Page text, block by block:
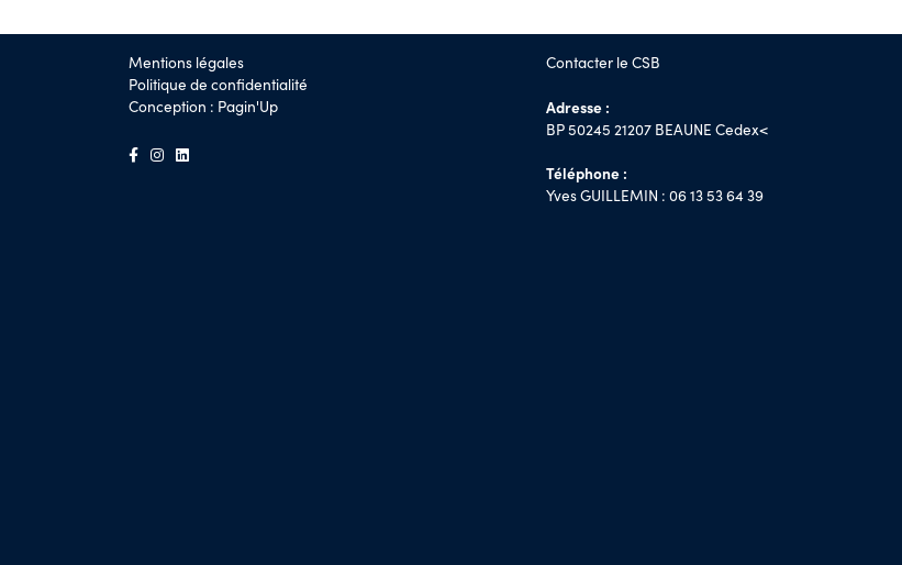
Mentions légales
Politique de confidentialité
Conception : Pagin'Up
Contacter le CSB
Adresse :
BP 50245 21207 BEAUNE Cedex<
Téléphone :
Yves GUILLEMIN : 06 13 53 64 39